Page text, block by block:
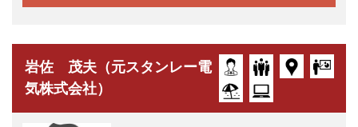
岩佐 茂夫（元スタンレー電
気株式会社）